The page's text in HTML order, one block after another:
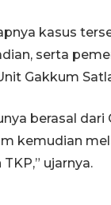
kasus
serta
Gakkum
berasal
kemudian
ujarnya.